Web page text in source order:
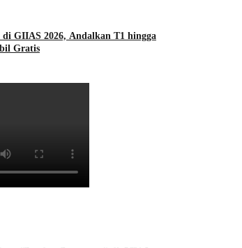
GIIAS 2026, Andalkan T1 hingga
Gratis